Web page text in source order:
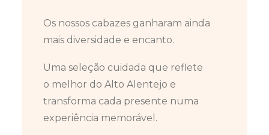
Os nossos cabazes ganharam ainda
mais diversidade e encanto.
Uma seleção cuidada que reflete
o melhor do Alto Alentejo e
transforma cada presente numa
experiência memorável.